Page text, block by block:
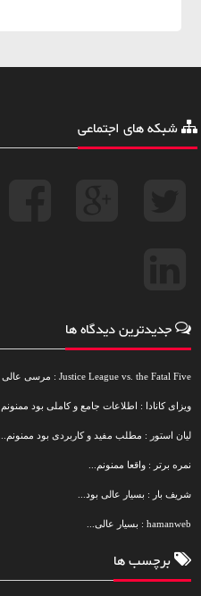
شبکه های اجتماعی
جدیدترین دیدگاه ها
Justice League vs. the Fatal Five : مرسی عالی بود استاد...
ویزای کانادا : اطلاعات جامع و کاملی بود
لیان استور : مطلب مفید و کاربردی بود ممنونم...
نمره برتر : واقعا ممنونم...
شریف بار : بسیار عالی بود...
hamanweb : بسیار عالی...
برچسب ها